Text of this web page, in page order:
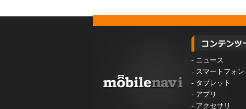
- ニュース
- スマートフォン
- タブレット
- アプリ
- アクセサリ